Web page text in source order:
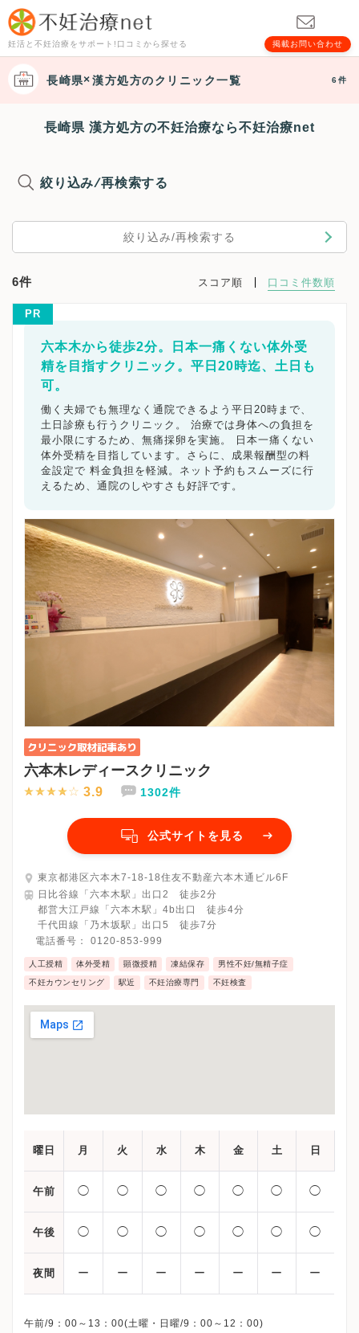
妊活と不妊治療をサポート!口コミから探せる 掲載お問い合わせ
長崎県 漢方処方のクリニック一覧 6件
長崎県 漢方処方の不妊治療なら不妊治療net
絞り込み/再検索する
絞り込み/再検索する
6件 スコア順 口コミ件数順
PR
六本木から徒歩2分。日本一痛くない体外受
精を目指すクリニック。平日20時迄、土日も
可。
働く夫婦でも無理なく通院できるよう平日20時まで、
土日診療も行うクリニック。 治療では身体への負担を
最小限にするため、無痛採卵を実施。 日本一痛くない
体外受精を目指しています。さらに、成果報酬型の料
金設定で 料金負担を軽減。ネット予約もスムーズに行
えるため、通院のしやすさも好評です。
六本木レディースクリニック
3.9 1302件
公式サイトを見る
東京都港区六本木7-18-18住友不動産六本木通ビル6F
日比谷線「六本木駅」出口2 徒歩2分
都営大江戸線「六本木駅」4b出口 徒歩4分
千代田線「乃木坂駅」出口5 徒歩7分
電話番号： 0120-853-999
人工授精 体外受精 顕微授精 凍結保存 男性不妊/無精子症
不妊カウンセリング 駅近 不妊治療専門 不妊検査
曜日 月 火 水 木 金 土 日
午前 ◯ ◯ ◯ ◯ ◯ ◯ ◯
午後 ◯ ◯ ◯ ◯ ◯ ◯ ◯
夜間 ー ー ー ー ー ー ー
午前/9：00～13：00(土曜・日曜/9：00～12：00)